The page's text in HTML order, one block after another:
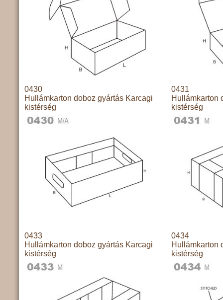
0430
Hullámkarton doboz gyártás Karcagi
kistérség
0431
Hullámkarton
kistérség
0433
Hullámkarton doboz gyártás Karcagi
kistérség
0434
Hullámkarton
kistérség